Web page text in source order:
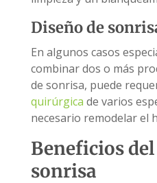
Diseño de
En algunos casos
combinar dos o más
de sonrisa, puede
quirúrgica de varios
necesario remodelar el
Beneficios
sonrisa